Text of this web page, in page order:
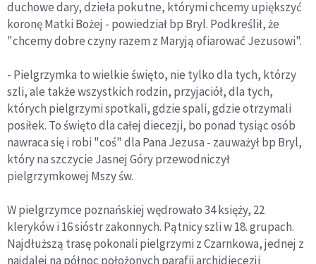
duchowe dary, dzieła pokutne, którymi chcemy upiększyć
koronę Matki Bożej - powiedział bp Bryl. Podkreślił, że
"chcemy dobre czyny razem z Maryją ofiarować Jezusowi".
- Pielgrzymka to wielkie święto, nie tylko dla tych, którzy
szli, ale także wszystkich rodzin, przyjaciół, dla tych,
których pielgrzymi spotkali, gdzie spali, gdzie otrzymali
posiłek. To święto dla całej diecezji, bo ponad tysiąc osób
nawraca się i robi "coś" dla Pana Jezusa - zauważył bp Bryl,
który na szczycie Jasnej Góry przewodniczył
pielgrzymkowej Mszy św.
W pielgrzymce poznańskiej wędrowało 34 księży, 22
kleryków i 16 sióstr zakonnych. Pątnicy szli w 18. grupach.
Najdłuższą trasę pokonali pielgrzymi z Czarnkowa, jednej z
najdalej na północ położonych parafii archidiecezji